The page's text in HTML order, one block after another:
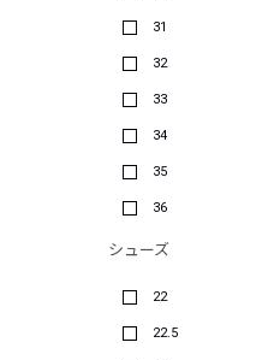
31
32
33
34
35
36
シューズ
22
22.5